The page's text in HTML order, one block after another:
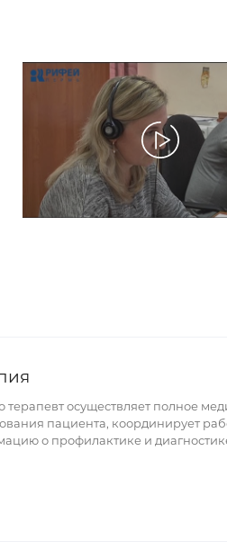
терапевт осуществляет полное
пациента, координирует
о профилактике и